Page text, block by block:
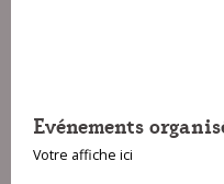
Evénements
Votre affiche ici